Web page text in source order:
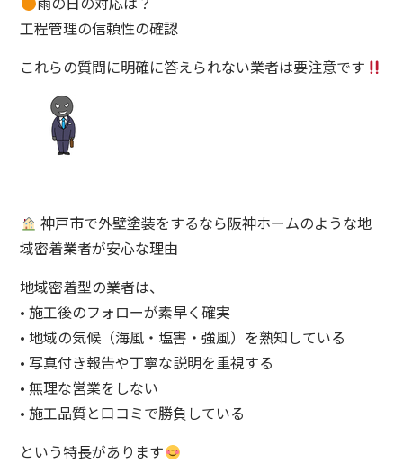
工程管理の信頼性の確認
これらの質問に明確に答えられない業者は要注意です
⸻
神戸市で外壁塗装をするなら阪神ホームのような地
域密着業者が安心な理由
地域密着型の業者は、
• 施工後のフォローが素早く確実
• 地域の気候（海風・塩害・強風）を熟知している
• 写真付き報告や丁寧な説明を重視する
• 無理な営業をしない
• 施工品質と口コミで勝負している
という特長があります